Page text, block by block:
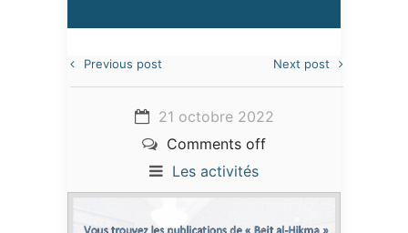
Previous post Next post
21 octobre 2022
Comments off
Les activités